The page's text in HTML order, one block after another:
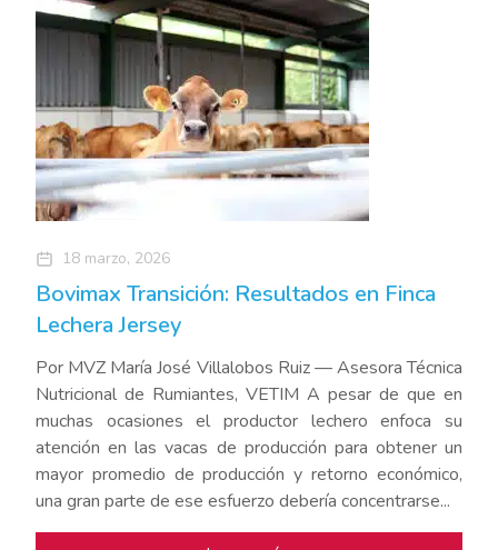
18 marzo, 2026
Bovimax Transición: Resultados en Finca
Lechera Jersey
Por MVZ María José Villalobos Ruiz — Asesora Técnica
Nutricional de Rumiantes, VETIM A pesar de que en
muchas ocasiones el productor lechero enfoca su
atención en las vacas de producción para obtener un
mayor promedio de producción y retorno económico,
una gran parte de ese esfuerzo debería concentrarse...